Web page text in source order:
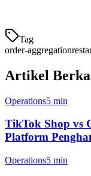
Tag
order-aggregation
Artikel
Operations5 min
TikTok Shop vs
Platform
Operations5 min